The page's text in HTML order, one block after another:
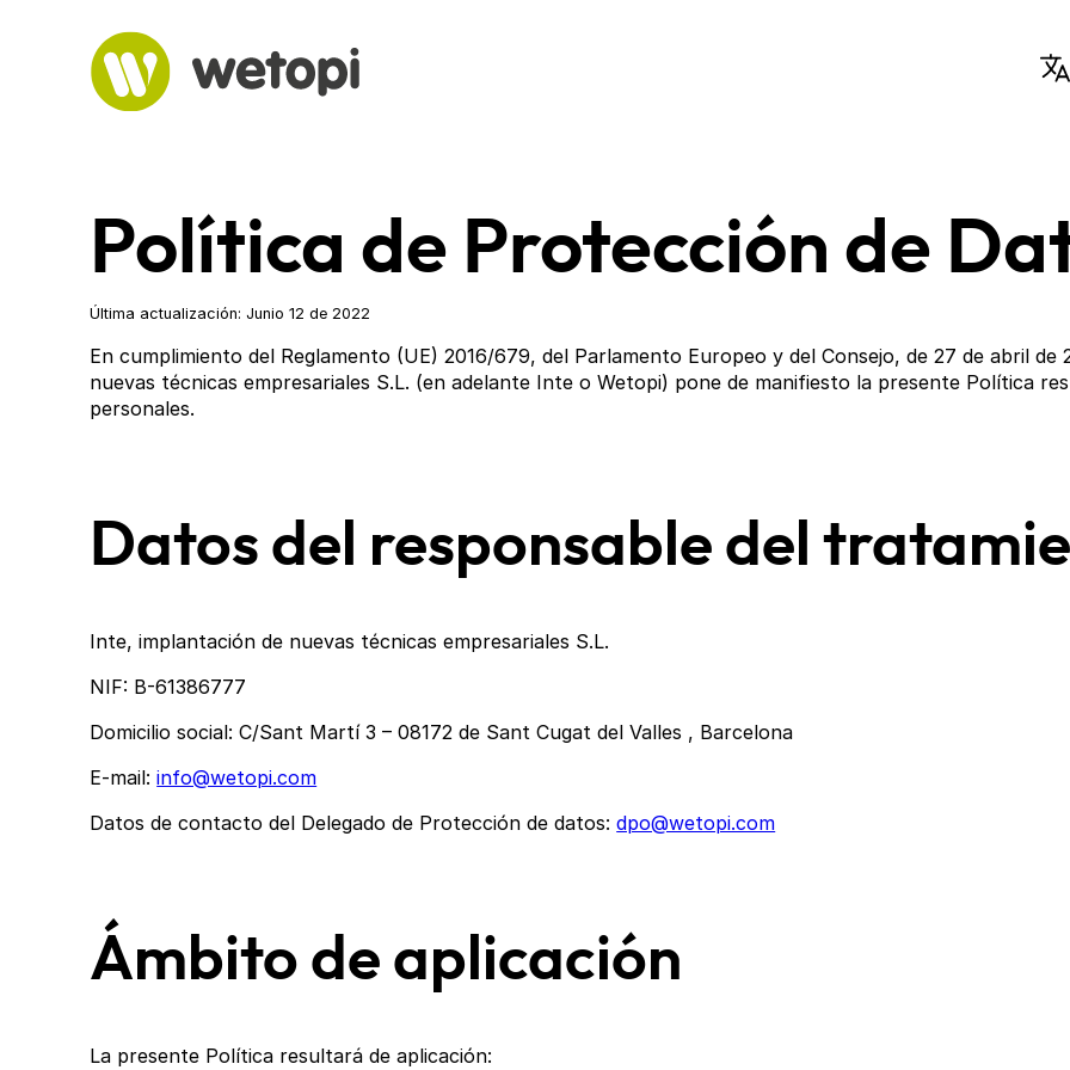
contenido
Política de Protección de
Última actualización: Junio 12 de 2022
En cumplimiento del Reglamento (UE) 2016/679, del Parlamento Europeo y del Consejo, de 27 de abril
nuevas técnicas empresariales S.L. (en adelante Inte o Wetopi) pone de manifiesto la presente Política
personales.
Datos del responsable del
Inte, implantación de nuevas técnicas empresariales S.L.
NIF: B-61386777
Domicilio social: C/Sant Martí 3 – 08172 de Sant Cugat del Valles , Barcelona
E-mail:info@wetopi.com
Datos de contacto del Delegado de Protección de datos:dpo@wetopi.com
Ámbito de aplicación
La presente Política resultará de aplicación: